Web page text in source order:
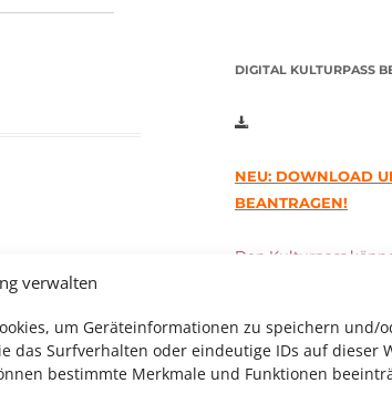
verwalten
um Geräteinformationen zu speichern und/
das Surfverhalten oder eindeutige IDs auf dieser
bestimmte Merkmale und Funktionen
DIGITAL KULTURPASS
NEU: DOWNLOAD
BEANTRAGEN!
Den Kulturpass
esunterschrieben
dem aktuellen